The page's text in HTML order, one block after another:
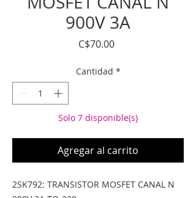
900V 3A
C$70.00Precio
Cantidad *
Solo 7 disponible(s)
Agregar al carrito
2SK792: TRANSISTOR MOSFET CANAL N